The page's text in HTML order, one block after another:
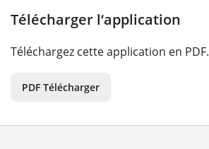
Télécharger l‘application
Téléchargez cette application en PDF.
PDF Télécharger